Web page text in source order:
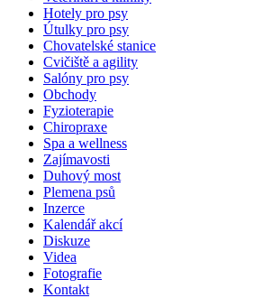
Hotely pro psy
Útulky pro psy
Chovatelské stanice
Cvičiště a agility
Salóny pro psy
Obchody
Fyzioterapie
Chiropraxe
Spa a wellness
Zajímavosti
Duhový most
Plemena psů
Inzerce
Kalendář akcí
Diskuze
Videa
Fotografie
Kontakt